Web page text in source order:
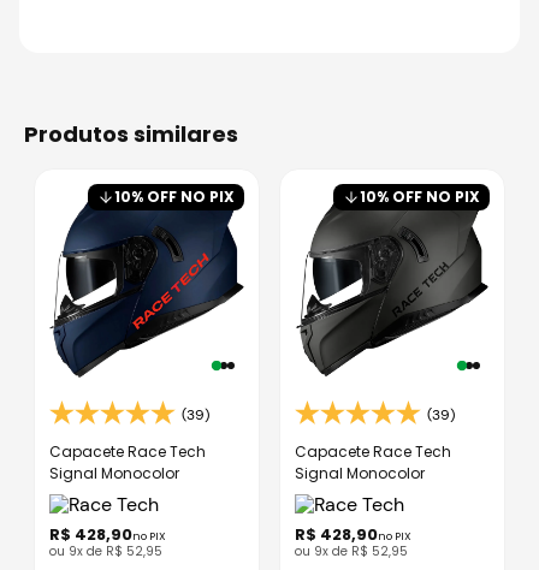
produtos similares
10% OFF NO PIX
(39)
Capacete Race Tech
Signal Monocolor
R$ 428,90no PIX
ou 9x de R$ 52,95
10% OFF NO PIX
(39)
Capacete Race Tech
Signal Monocolor
R$ 428,90no PIX
ou 9x de R$ 52,95